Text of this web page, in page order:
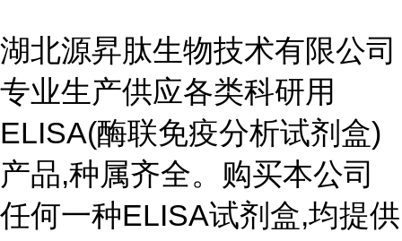
湖北源昇肽生物技术有限公司
专业生产供应各类科研用
ELISA(酶联免疫分析试剂盒)
产品,种属齐全。购买本公司
任何一种ELISA试剂盒,均提供